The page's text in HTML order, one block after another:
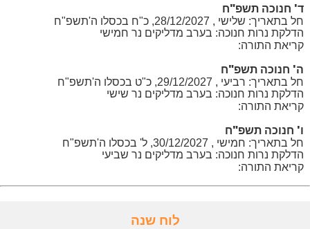
ד' חנוכה תשפ"ח
חל בתאריך: שלישי , 28/12/2027, כ"ח בכסלו ה'תשפ"ח
הדלקת נרות חנוכה: בערב מדליקים נר חמישי
קריאת התורה:
ה' חנוכה תשפ"ח
חל בתאריך: רביעי , 29/12/2027, כ"ט בכסלו ה'תשפ"ח
הדלקת נרות חנוכה: בערב מדליקים נר שישי
קריאת התורה:
ו' חנוכה תשפ"ח
חל בתאריך: חמישי , 30/12/2027, ל' בכסלו ה'תשפ"ח
הדלקת נרות חנוכה: בערב מדליקים נר שביעי
קריאת התורה:
לוח שנה